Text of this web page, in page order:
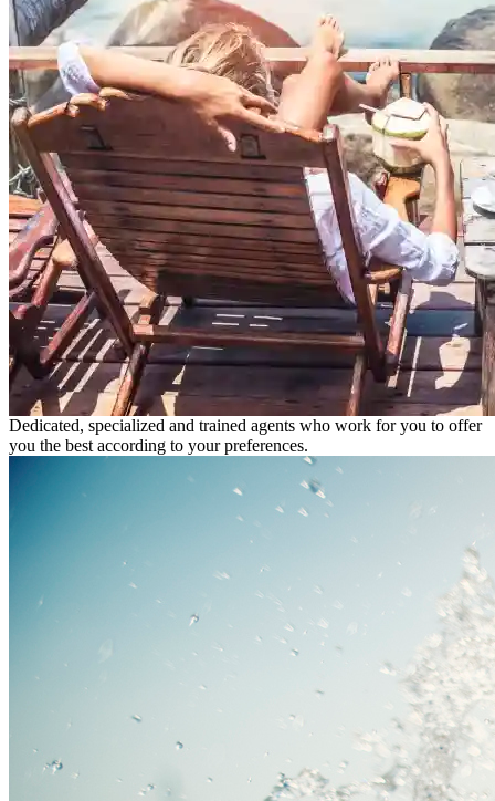
Dedicated, specialized and trained agents who work for you to offer
you the best according to your preferences.